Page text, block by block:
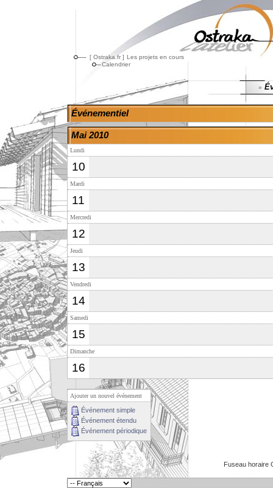
[ Ostraka.fr ] Les projets en cours
Calendrier
»
Événementiel
Mai 2010
Lundi
10
Mardi
11
Mercredi
12
Jeudi
13
Vendredi
14
Samedi
15
Dimanche
16
Ajouter un nouvel événement
Événement simple
Événement étendu
Événement périodique
Fuseau horaire